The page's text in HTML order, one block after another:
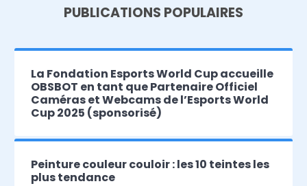
PUBLICATIONS POPULAIRES
La Fondation Esports World Cup accueille
OBSBOT en tant que Partenaire Officiel
Caméras et Webcams de l’Esports World
Cup 2025 (sponsorisé)
Peinture couleur couloir : les 10 teintes les
plus tendance